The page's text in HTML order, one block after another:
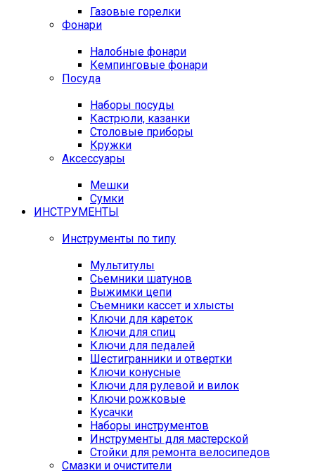
Газовые горелки
Фонари
Налобные фонари
Кемпинговые фонари
Посуда
Наборы посуды
Кастрюли, казанки
Столовые приборы
Кружки
Аксессуары
Мешки
Сумки
ИНСТРУМЕНТЫ
Инструменты по типу
Мультитулы
Сьемники шатунов
Выжимки цепи
Съемники кассет и хлысты
Ключи для кареток
Ключи для спиц
Ключи для педалей
Шестигранники и отвертки
Ключи конусные
Ключи для рулевой и вилок
Ключи рожковые
Кусачки
Наборы инструментов
Инструменты для мастерской
Стойки для ремонта велосипедов
Смазки и очистители